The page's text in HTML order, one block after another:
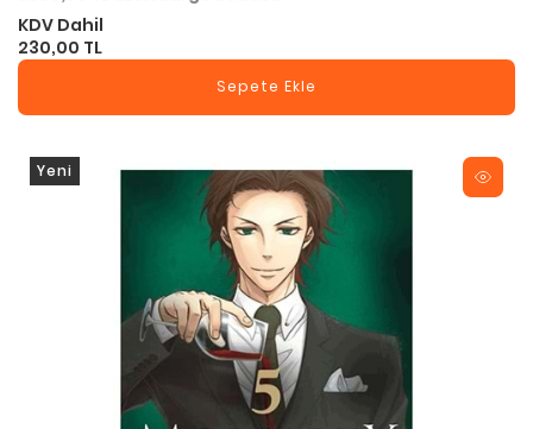
KDV Dahil
230,00 TL
Sepete Ekle
Yeni